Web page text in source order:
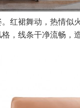
红裙舞动，热情似
，线条干净流畅，